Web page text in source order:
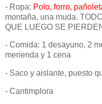
- Ropa: Polo, forro,
montaña, una muda.
QUE LUEGO SE
- Comida: 1 desayuno, 2
merienda y 1 cena
- Saco y aislante, puesto
- Cantimplora